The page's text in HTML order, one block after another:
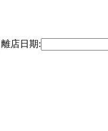
離店日期: